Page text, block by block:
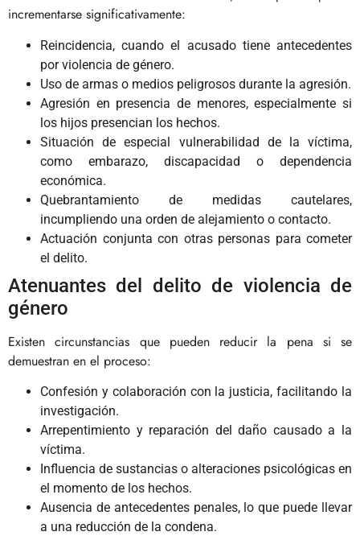
incrementarse significativamente:
Reincidencia, cuando el acusado tiene antecedentes
por violencia de género.
Uso de armas o medios peligrosos durante la agresión.
Agresión en presencia de menores, especialmente si
los hijos presencian los hechos.
Situación de especial vulnerabilidad de la víctima,
como embarazo, discapacidad o dependencia
económica.
Quebrantamiento de medidas cautelares,
incumpliendo una orden de alejamiento o contacto.
Actuación conjunta con otras personas para cometer
el delito.
Atenuantes del delito de violencia de
género
Existen circunstancias que pueden reducir la pena si se
demuestran en el proceso:
Confesión y colaboración con la justicia, facilitando la
investigación.
Arrepentimiento y reparación del daño causado a la
víctima.
Influencia de sustancias o alteraciones psicológicas en
el momento de los hechos.
Ausencia de antecedentes penales, lo que puede llevar
a una reducción de la condena.